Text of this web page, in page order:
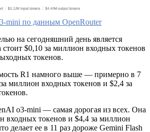
mini по данным OpenRouter
на сегодняшний день является
$0,10 за миллион входных токенов
токенов.
R1 намного выше — примерно в 7
миллион входных токенов и $2,4 за
o3-mini — самая дорогая из всех. Она
входных токенов и $4,4 за миллион
делает ее в 11 раз дороже Gemini Flash